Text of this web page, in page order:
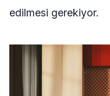
edilmesi gerekiyor.